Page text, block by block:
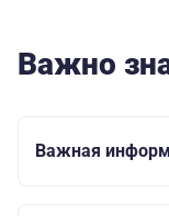
Важно
Важная